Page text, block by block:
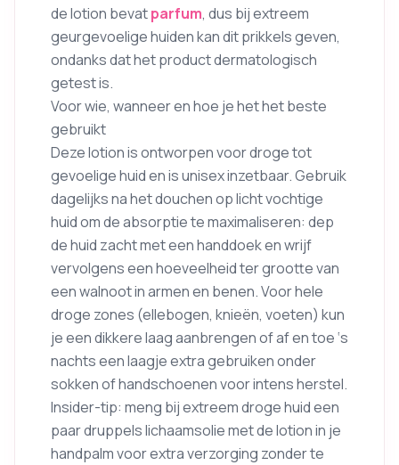
de lotion bevatparfum, dus bij extreem
geurgevoelige huiden kan dit prikkels geven,
ondanks dat het product dermatologisch
getest is.
Voor wie, wanneer en hoe je het het beste
gebruikt
Deze lotion is ontworpen voor droge tot
gevoelige huid en is unisex inzetbaar. Gebruik
dagelijks na het douchen op licht vochtige
huid om de absorptie te maximaliseren: dep
de huid zacht met een handdoek en wrijf
vervolgens een hoeveelheid ter grootte van
een walnoot in armen en benen. Voor hele
droge zones (ellebogen, knieën, voeten) kun
je een dikkere laag aanbrengen of af en toe ‘s
nachts een laagje extra gebruiken onder
sokken of handschoenen voor intens herstel.
Insider-tip: meng bij extreem droge huid een
paar druppels lichaamsolie met de lotion in je
handpalm voor extra verzorging zonder te